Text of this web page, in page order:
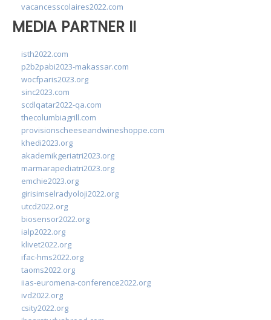
vacancesscolaires2022.com
MEDIA PARTNER II
isth2022.com
p2b2pabi2023-makassar.com
wocfparis2023.org
sinc2023.com
scdlqatar2022-qa.com
thecolumbiagrill.com
provisionscheeseandwineshoppe.com
khedi2023.org
akademikgeriatri2023.org
marmarapediatri2023.org
emchie2023.org
girisimselradyoloji2022.org
utcd2022.org
biosensor2022.org
ialp2022.org
klivet2022.org
ifac-hms2022.org
taoms2022.org
iias-euromena-conference2022.org
ivd2022.org
csity2022.org